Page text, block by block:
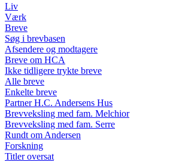
Liv
Værk
Breve
Søg i brevbasen
Afsendere og modtagere
Breve om HCA
Ikke tidligere trykte breve
Alle breve
Enkelte breve
Partner H.C. Andersens Hus
Brevveksling med fam. Melchior
Brevveksling med fam. Serre
Rundt om Andersen
Forskning
Titler oversat